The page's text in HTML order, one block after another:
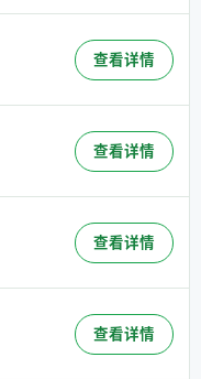
查看详情
查看详情
查看详情
查看详情